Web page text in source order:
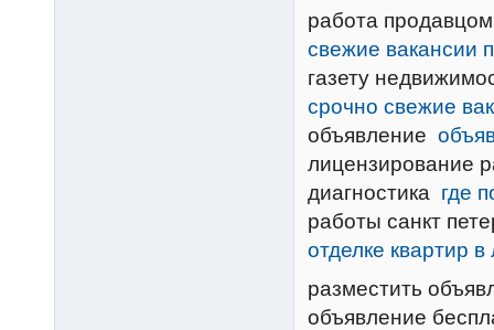
работа
свежие вакансии
газету
срочно свежие
объявление
лицензирование
диагностика где
работы санкт
отделке квартир в
разместить
объявление